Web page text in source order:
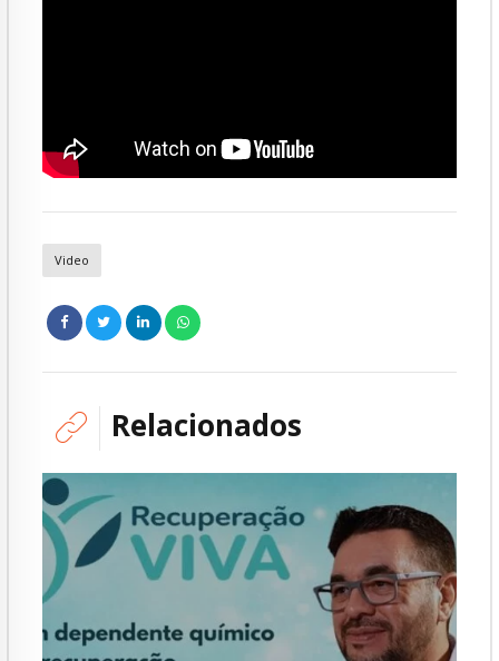
Video
Relacionados